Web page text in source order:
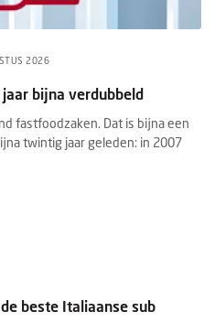
2026
bijna verdubbeld
fastfoodzaken. Dat is bijna een
twintig jaar geleden: in 2007
beste Italiaanse sub